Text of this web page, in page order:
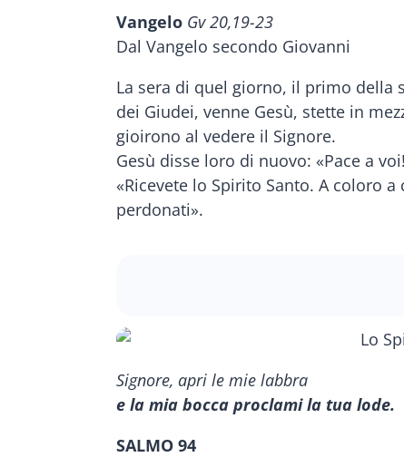
Vangelo Gv 20,19-23
Dal Vangelo secondo Giovanni
La sera di quel giorno, il primo della
dei Giudei, venne Gesù, stette in
gioirono al vedere il Signore.
Gesù disse loro di nuovo: «Pace a
«Ricevete lo Spirito Santo. A coloro
perdonati».
Signore, apri le mie labbra
e la mia bocca proclami la tua lode.
SALMO 94